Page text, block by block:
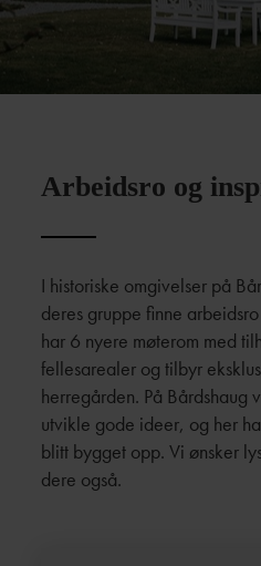
Arbeidsro og
I historiske omgivelser på
deres gruppe finne
har 6 nyere møterom med
fellesarealer og tilbyr
herregården. På Bårdshaug
utvikle gode ideer, og her
blitt bygget opp. Vi ønsker
dere også.